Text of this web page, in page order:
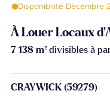
Disponibilité Décembre
À Louer Locaux
7 138 m²divisibles à
CRAYWICK (59279)